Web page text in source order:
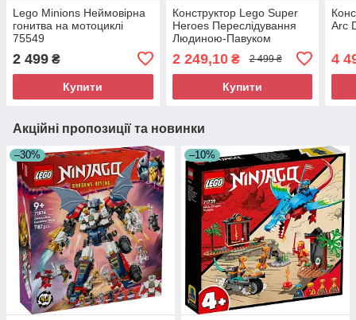
Lego Minions Неймовірна
гонитва на мотоциклі
75549
2 499 ₴
Купити
Конструктор Lego Super
Heroes Переслідування
Людиною-Павуком
машини для перевезення
злочинців 76349
2 249,10₴ 2 499 ₴
Купити
Arc
4
Акційні пропозиції та новинки
–30% –10%